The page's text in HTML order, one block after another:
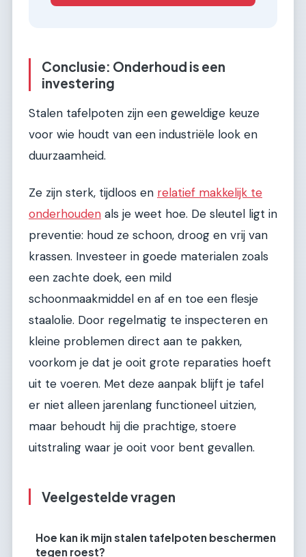
Conclusie: Onderhoud is een
investering
Stalen tafelpoten zijn een geweldige keuze
voor wie houdt van een industriële look en
duurzaamheid.
Ze zijn sterk, tijdloos en relatief makkelijk te
onderhouden als je weet hoe. De sleutel ligt in
preventie: houd ze schoon, droog en vrij van
krassen. Investeer in goede materialen zoals
een zachte doek, een mild
schoonmaakmiddel en af en toe een flesje
staalolie. Door regelmatig te inspecteren en
kleine problemen direct aan te pakken,
voorkom je dat je ooit grote reparaties hoeft
uit te voeren. Met deze aanpak blijft je tafel
er niet alleen jarenlang functioneel uitzien,
maar behoudt hij die prachtige, stoere
uitstraling waar je ooit voor bent gevallen.
Veelgestelde vragen
Hoe kan ik mijn stalen tafelpoten beschermen
tegen roest?